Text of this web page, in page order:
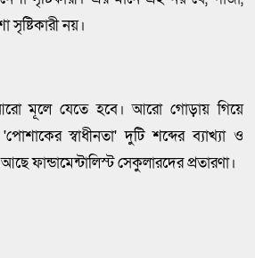
সৃষ্টিকারী নয়।
মূলে যেতে হবে। আরো গোড়ায় গিয়ে
স্বাধীনতা' দুটি শব্দের ব্যাখ্যা ও
ফান্ডামেন্টালিস্ট সেকুলারদের প্রতারণা।